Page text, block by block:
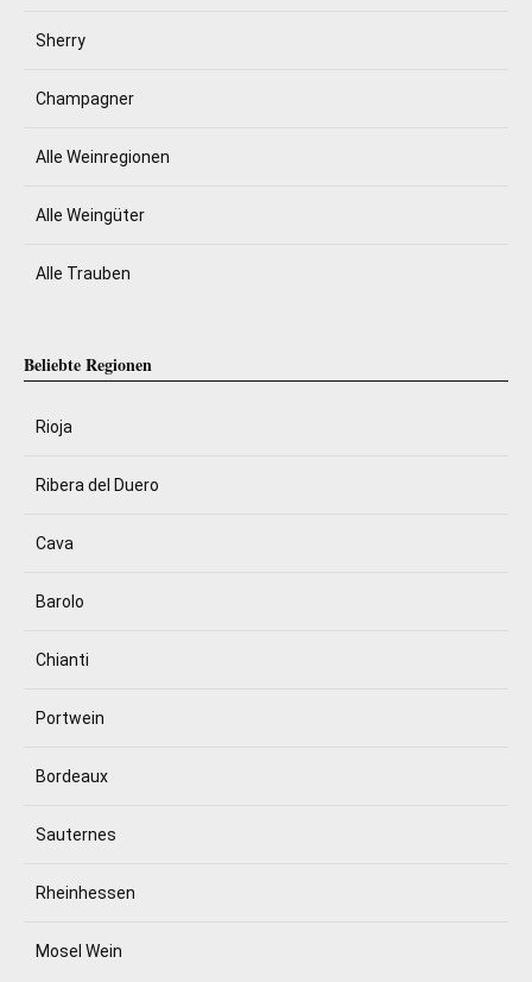
Sherry
Champagner
Alle Weinregionen
Alle Weingüter
Alle Trauben
Beliebte Regionen
Rioja
Ribera del Duero
Cava
Barolo
Chianti
Portwein
Bordeaux
Sauternes
Rheinhessen
Mosel Wein